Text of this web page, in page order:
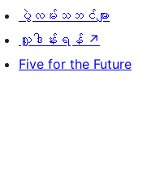
ပွဲလမ်းသဘင်များ
လှူဒါန်းရန် ↗
Five for the Future